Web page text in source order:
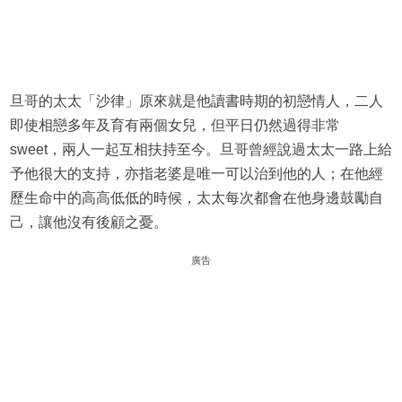
旦哥的太太「沙律」原來就是他讀書時期的初戀情人，二人
即使相戀多年及育有兩個女兒，但平日仍然過得非常
sweet，兩人一起互相扶持至今。旦哥曾經說過太太一路上給
予他很大的支持，亦指老婆是唯一可以治到他的人；在他經
歷生命中的高高低低的時候，太太每次都會在他身邊鼓勵自
己，讓他沒有後顧之憂。
廣告